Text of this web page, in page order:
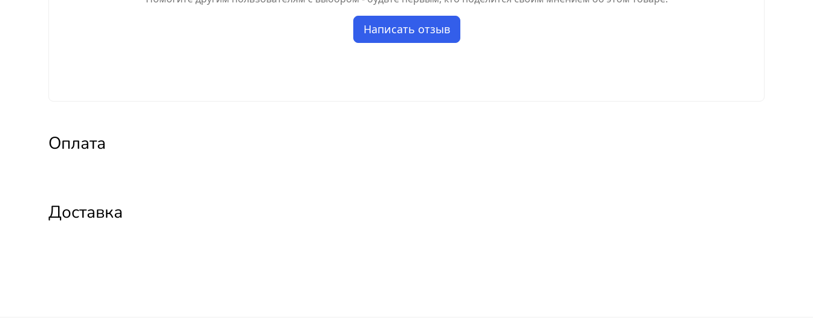
Написать отзыв
Оплата
Доставка